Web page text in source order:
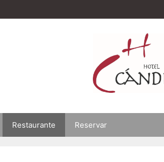
Restaurante Reservar